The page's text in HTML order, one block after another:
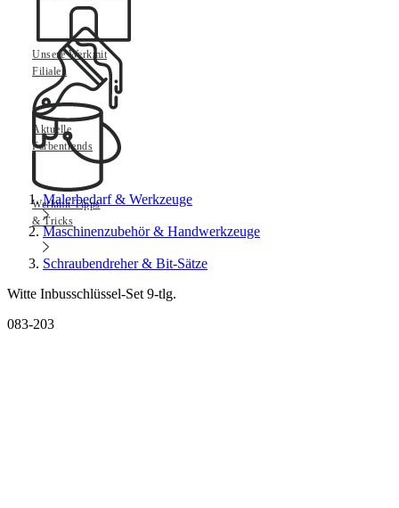
Unsere Werkmit
Filialen
Aktuelle
Farbentrends
Werkmit Tipps
& Tricks
Malerbedarf & Werkzeuge
Maschinenzubehör & Handwerkzeuge
Schraubendreher & Bit-Sätze
Witte Inbusschlüssel-Set 9-tlg.
083-203